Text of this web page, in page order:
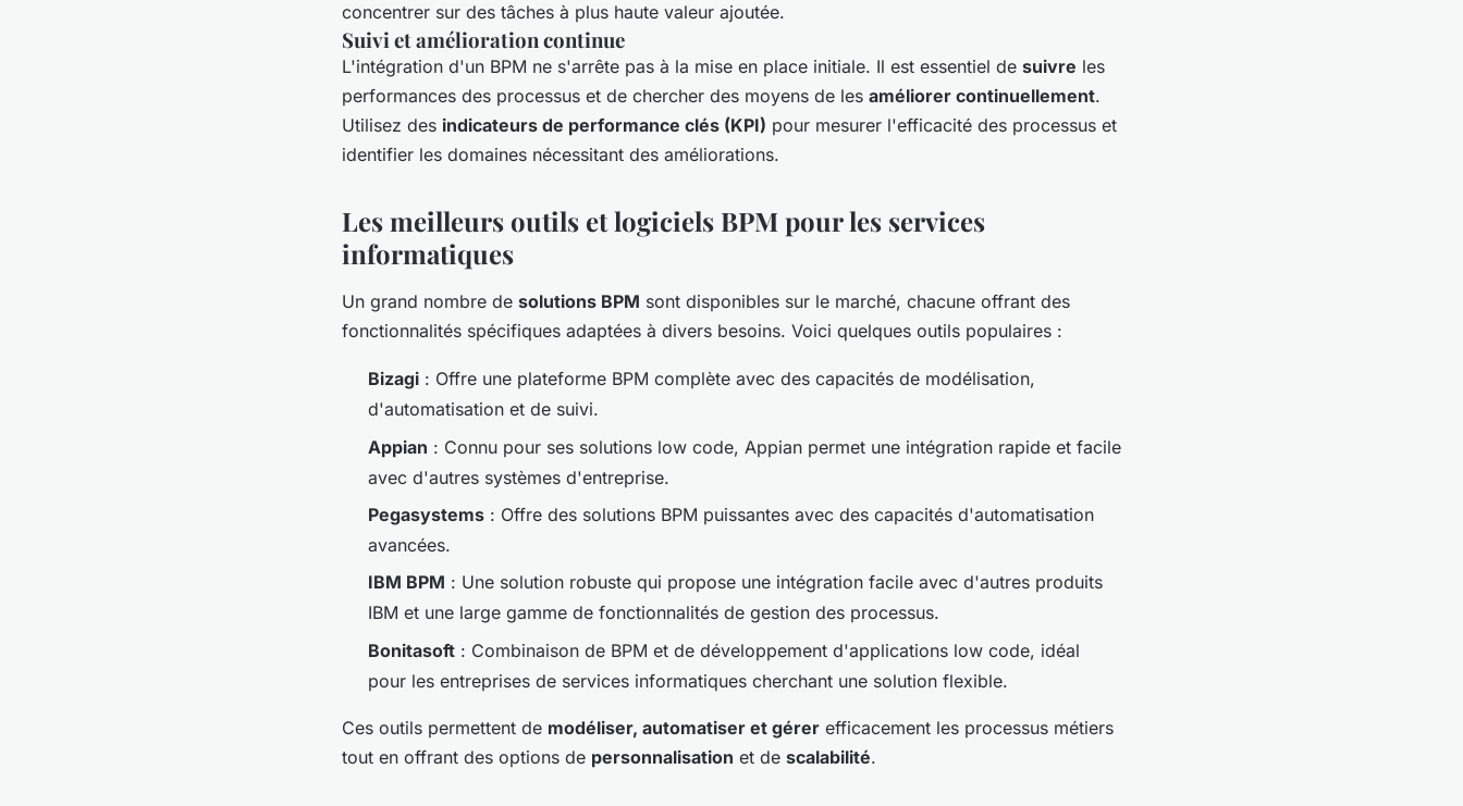
concentrer sur des tâches à plus haute valeur ajoutée.
Suivi et amélioration continue
L'intégration d'un BPM ne s'arrête pas à la mise en place initiale. Il est essentiel de suivre les
performances des processus et de chercher des moyens de les améliorer continuellement.
Utilisez des indicateurs de performance clés (KPI) pour mesurer l'efficacité des processus et
identifier les domaines nécessitant des améliorations.
Les meilleurs outils et logiciels BPM pour les services
informatiques
Un grand nombre de solutions BPM sont disponibles sur le marché, chacune offrant des
fonctionnalités spécifiques adaptées à divers besoins. Voici quelques outils populaires :
Bizagi : Offre une plateforme BPM complète avec des capacités de modélisation,
d'automatisation et de suivi.
Appian : Connu pour ses solutions low code, Appian permet une intégration rapide et facile
avec d'autres systèmes d'entreprise.
Pegasystems : Offre des solutions BPM puissantes avec des capacités d'automatisation
avancées.
IBM BPM : Une solution robuste qui propose une intégration facile avec d'autres produits
IBM et une large gamme de fonctionnalités de gestion des processus.
Bonitasoft : Combinaison de BPM et de développement d'applications low code, idéal
pour les entreprises de services informatiques cherchant une solution flexible.
Ces outils permettent de modéliser, automatiser et gérer efficacement les processus métiers
tout en offrant des options de personnalisation et de scalabilité.